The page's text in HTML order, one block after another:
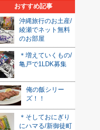
おすすめ記事
沖縄旅行のお土産/
綾瀬でネット無料
のお部屋
＊増えていくもの/
亀戸で1LDK募集
俺の飯シリー
ズ！！
＊そしておにぎり
にハマる/新御徒町